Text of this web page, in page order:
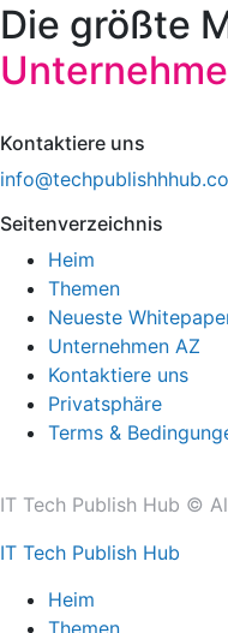
Die größte
Kontaktiere uns
Seitenverzeichnis
Heim
Themen
Neueste
Unternehmen AZ
Kontaktiere uns
Privatsphäre
Terms &
IT Tech Publish Hub ©
IT Tech Publish Hub
Heim